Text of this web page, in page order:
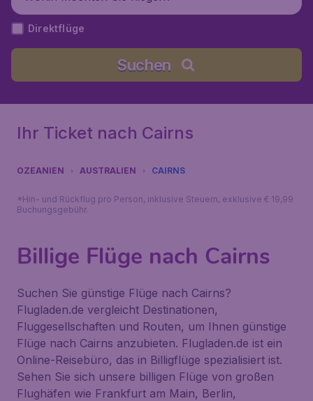
Direktflüge
Suchen
Ihr Ticket nach Cairns
OZEANIEN AUSTRALIEN CAIRNS
*Hin- und Rückflug pro Person, inklusive Steuern, exklusive € 19,99
Buchungsgebühr.
Billige Flüge nach Cairns
Suchen Sie günstige Flüge nach Cairns?
Flugladen.de vergleicht Destinationen,
Fluggesellschaften und Routen, um Ihnen günstige
Flüge nach Cairns anzubieten. Flugladen.de ist ein
Online-Reisebüro, das in Billigflüge spezialisiert ist.
Sehen Sie sich unsere billigen Flüge von großen
Flughäfen wie Frankfurt am Main, Berlin,